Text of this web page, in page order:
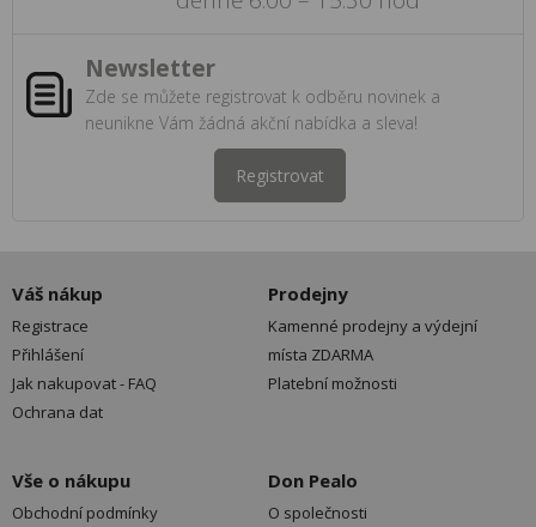
Newsletter
Zde se můžete registrovat k odběru novinek a
neunikne Vám žádná akční nabídka a sleva!
Registrovat
Váš nákup
Registrace
Přihlášení
Jak nakupovat - FAQ
Ochrana dat
Prodejny
Kamenné prodejny a výdejní
místa ZDARMA
Platební možnosti
Vše o nákupu
Obchodní podmínky
Don Pealo
O společnosti